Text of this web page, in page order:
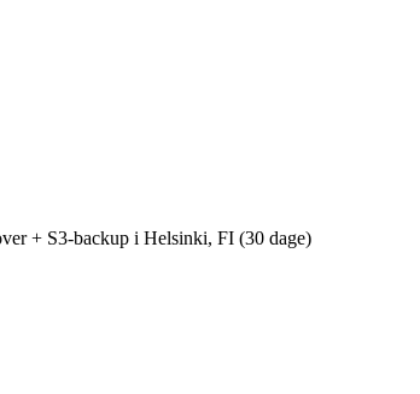
+ S3-backup i Helsinki, FI (30 dage)